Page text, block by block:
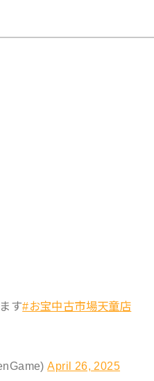
す#お宝中古市場天童店
April 26, 2025